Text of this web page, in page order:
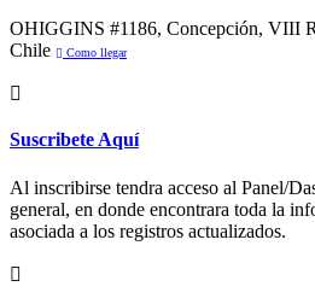
OHIGGINS #1186, Concepción, VIII
Chile
Como llegar
Suscribete Aquí
Al inscribirse tendra acceso al Panel/
general, en donde encontrara toda la
asociada a los registros actualizados.